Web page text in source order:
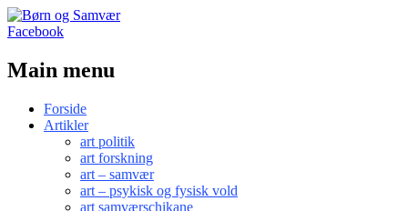
Facebook
Main menu
Skip
Forside
Artikler
art politik
art forskning
art – samvær
art – psykisk og fysisk vold
art samværschikane